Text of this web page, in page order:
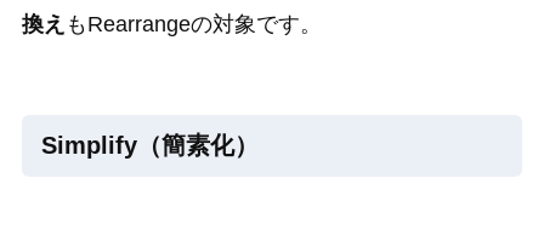
換え もRearrangeの対象です。
Simplify（簡素化）